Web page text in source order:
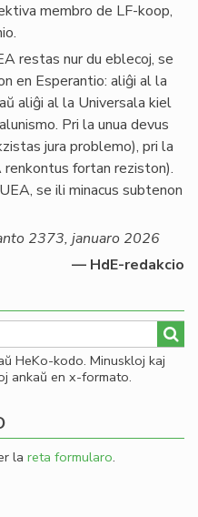
membro de LF-koop,
restas nur du eblecoj, se
en Esperantio: aliĝi al la
aliĝi al la Universala kiel
Pri la unua devus
jura problemo), pri la
fortan reziston).
se ili minacus subtenon
2373, januaro 2026
— HdE-redakcio
HeKo-kodo. Minuskloj kaj
ankaŭ en x-formato.
la reta formularo.